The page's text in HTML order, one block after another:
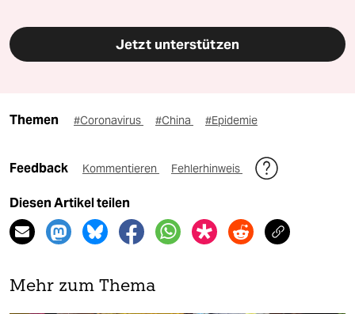
Jetzt unterstützen
Themen #Coronavirus #China #Epidemie
Feedback Kommentieren Fehlerhinweis
Diesen Artikel teilen
Mehr zum Thema